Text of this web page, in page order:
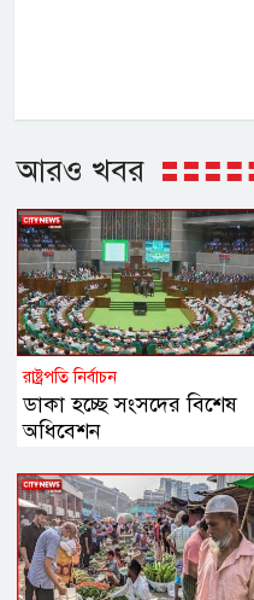
আরও খবর
রাষ্ট্রপতি নির্বাচন
ডাকা হচ্ছে সংসদের বিশেষ
অধিবেশন